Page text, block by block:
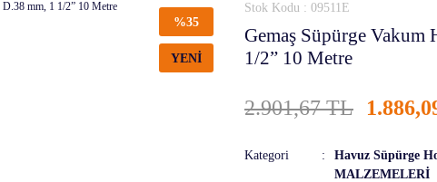
%35
YENİ
Stok Kodu : 09511E
Gemaş Süpürge Vakum
1/2” 10 Metre
2.901,67 TL
Kategori Havuz Süpürge
MALZEMELERİ